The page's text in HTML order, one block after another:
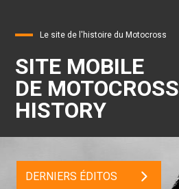
Le site de l'histoire du Motocross
SITE MOBILE
DE MOTOCROSS
HISTORY
DERNIERS ÉDITOS